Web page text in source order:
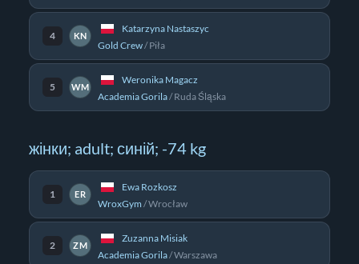
4 KN
Katarzyna Nastaszyc
Gold Crew/Piła
5 WM
Weronika Magacz
Academia Gorila/Ruda Śląska
жінки; adult; синій; -74 kg
1 ER
Ewa Rozkosz
WroxGym /Wrocław
2 ZM
Zuzanna Misiak
Academia Gorila/Warszawa